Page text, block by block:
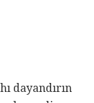
dayandırın